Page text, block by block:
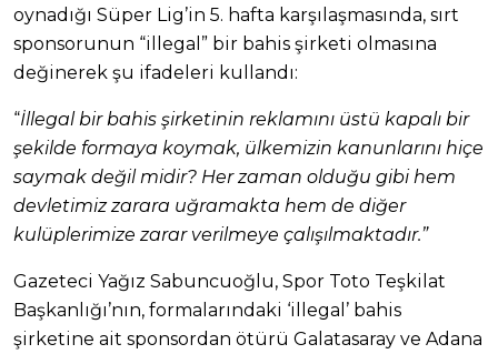
oynadığı Süper Lig’in 5. hafta karşılaşmasında, sırt
sponsorunun “illegal” bir bahis şirketi olmasına
değinerek şu ifadeleri kullandı:
“İllegal bir bahis şirketinin reklamını üstü kapalı bir
şekilde formaya koymak, ülkemizin kanunlarını hiçe
saymak değil midir? Her zaman olduğu gibi hem
devletimiz zarara uğramakta hem de diğer
kulüplerimize zarar verilmeye çalışılmaktadır.”
Gazeteci Yağız Sabuncuoğlu, Spor Toto Teşkilat
Başkanlığı’nın, formalarındaki ‘illegal’ bahis
şirketine ait sponsordan ötürü Galatasaray ve Adana